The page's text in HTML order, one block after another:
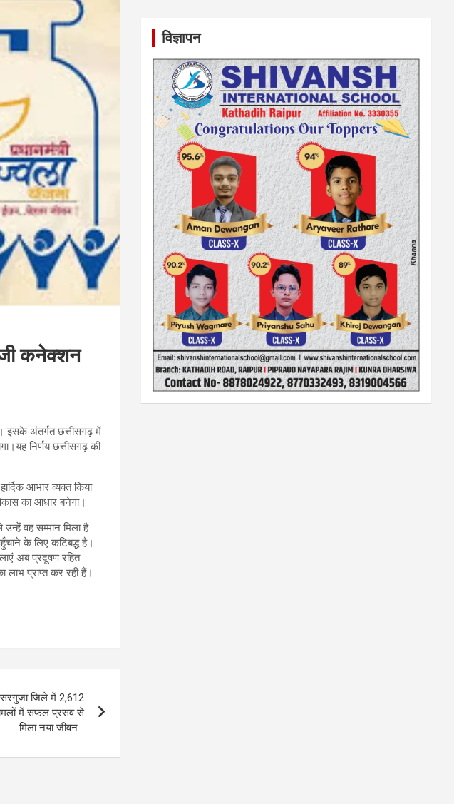
कनेक्शन
इसके अंतर्गत छत्तीसगढ़ में
निर्णय छत्तीसगढ़ की
आभार व्यक्त किया
का आधार बनेगा।
वह सम्मान मिला है
के लिए कटिबद्ध है।
अब प्रदूषण रहित
प्राप्त कर रही हैं।
सरगुजा जिले में 2,612
में सफल प्रसव से
मिला नया जीवन…
विज्ञापन